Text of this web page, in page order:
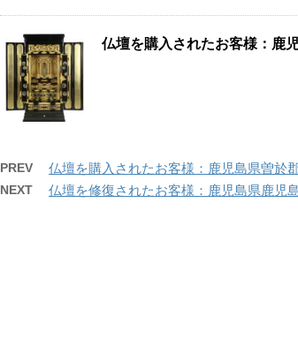
仏壇を購入されたお客様：鹿
PREV 仏壇を購入されたお客様：鹿児島県曽
NEXT 仏壇を修復されたお客様：鹿児島県鹿